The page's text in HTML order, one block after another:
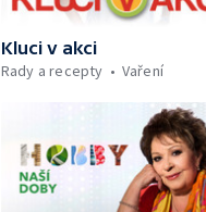
Kluci v akci
Rady a recepty
Vaření